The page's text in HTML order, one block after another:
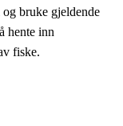
bruke gjeldende
hente inn
fiske.